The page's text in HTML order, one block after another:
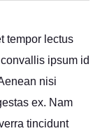
tempor lectus
ipsum id
nisi
ex. Nam
tincidunt